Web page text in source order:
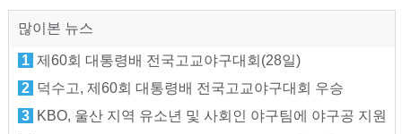
많이본 뉴스
1 제60회 대통령배 전국고교야구대회(28일)
2 덕수고, 제60회 대통령배 전국고교야구대회 우승
3 KBO, 울산 지역 유소년 및 사회인 야구팀에 야구공 지원